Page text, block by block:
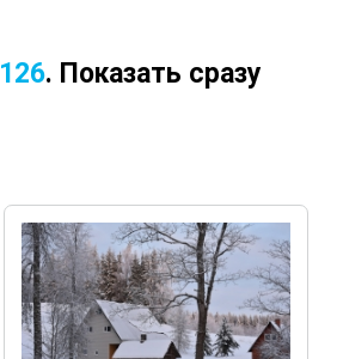
126. Показать сразу